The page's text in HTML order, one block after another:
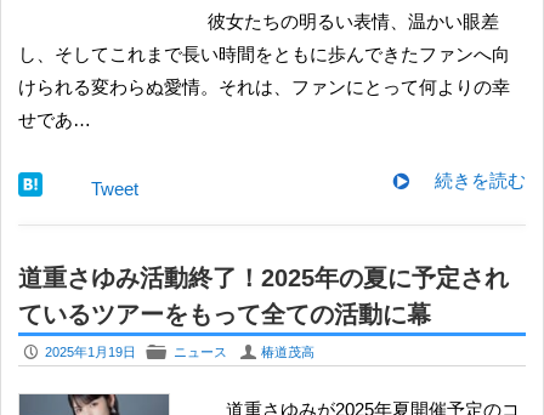
彼女たちの明るい表情、温かい眼差
し、そしてこれまで長い時間をともに歩んできたファンへ向
けられる変わらぬ愛情。それは、ファンにとって何よりの幸
せであ…
続きを読む
Tweet
道重さゆみ活動終了！2025年の夏に予定され
ているツアーをもって全ての活動に幕
P 2025年1月19日 F ニュース U 椿道茂高
道重さゆみが2025年夏開催予定のコ